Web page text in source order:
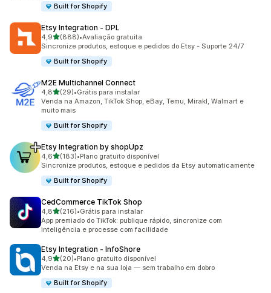
Built for Shopify
Etsy Integration ‑ DPL
4,9de 5 estrelas
(888)
888 avaliações ao todo
•Avaliação gratuita
Sincronize produtos, estoque e pedidos do Etsy - Suporte 24/7
Built for Shopify
M2E Multichannel Connect
4,8de 5 estrelas
(29)
29 avaliações ao todo
•Grátis para instalar
Venda na Amazon, TikTok Shop, eBay, Temu, Mirakl, Walmart e
muito mais
Built for Shopify
Etsy Integration by shopUpz
4,6de 5 estrelas
(183)
183 avaliações ao todo
•Plano gratuito disponível
Sincronize produtos, estoque e pedidos da Etsy automaticamente
Built for Shopify
CedCommerce TikTok Shop
4,8de 5 estrelas
(216)
216 avaliações ao todo
•Grátis para instalar
App premiado do TikTok: publique rápido, sincronize com
inteligência e processe com facilidade
Etsy Integration ‑ InfoShore
4,9de 5 estrelas
(20)
20 avaliações ao todo
•Plano gratuito disponível
Venda na Etsy e na sua loja — sem trabalho em dobro
Built for Shopify